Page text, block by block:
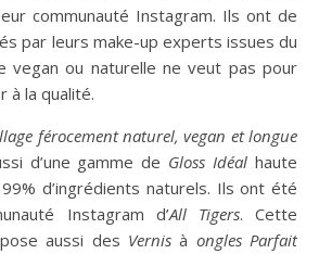
communauté Instagram. Ils ont de
par leurs make-up experts issues du
vegan ou naturelle ne veut pas pour
à la qualité.
férocement naturel, vegan et longue
d’une gamme de Gloss Idéal haute
d’ingrédients naturels. Ils ont été
Instagram d’All Tigers. Cette
aussi des Vernisà ongles Parfait